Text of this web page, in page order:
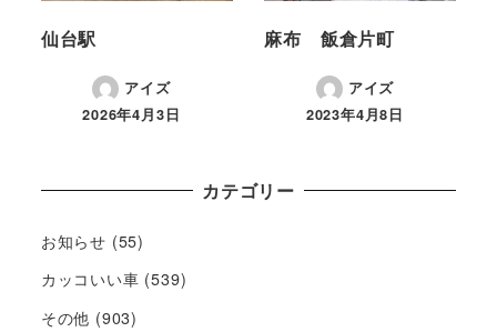
仙台駅
アイズ
2026年4月3日
麻布 飯倉片町
アイズ
2023年4月8日
カテゴリー
お知らせ (55)
カッコいい車 (539)
その他 (903)